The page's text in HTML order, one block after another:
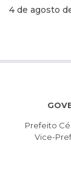
4 de agosto
Prefeito
Vice-